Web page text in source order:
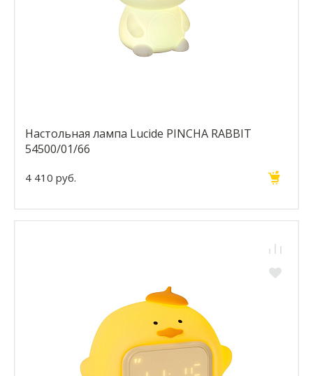
Настольная лампа Lucide PINCHA RABBIT
54500/01/66
4 410 руб.